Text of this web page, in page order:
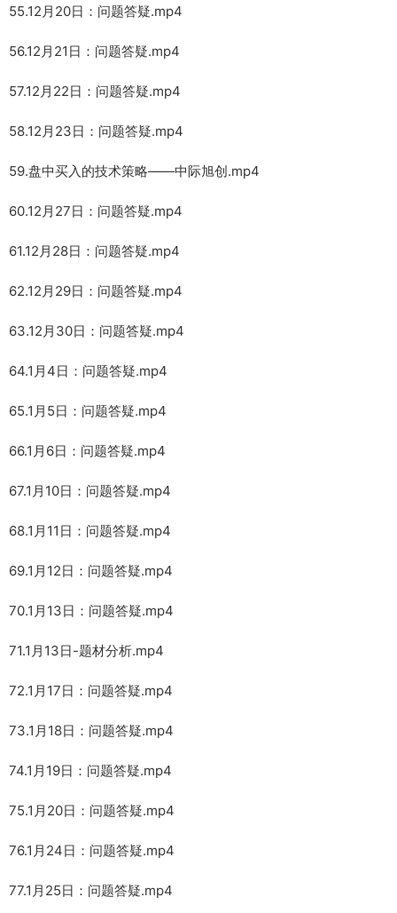
55.12月20日：问题答疑.mp4
56.12月21日：问题答疑.mp4
57.12月22日：问题答疑.mp4
58.12月23日：问题答疑.mp4
59.盘中买入的技术策略——中际旭创.mp4
60.12月27日：问题答疑.mp4
61.12月28日：问题答疑.mp4
62.12月29日：问题答疑.mp4
63.12月30日：问题答疑.mp4
64.1月4日：问题答疑.mp4
65.1月5日：问题答疑.mp4
66.1月6日：问题答疑.mp4
67.1月10日：问题答疑.mp4
68.1月11日：问题答疑.mp4
69.1月12日：问题答疑.mp4
70.1月13日：问题答疑.mp4
71.1月13日-题材分析.mp4
72.1月17日：问题答疑.mp4
73.1月18日：问题答疑.mp4
74.1月19日：问题答疑.mp4
75.1月20日：问题答疑.mp4
76.1月24日：问题答疑.mp4
77.1月25日：问题答疑.mp4